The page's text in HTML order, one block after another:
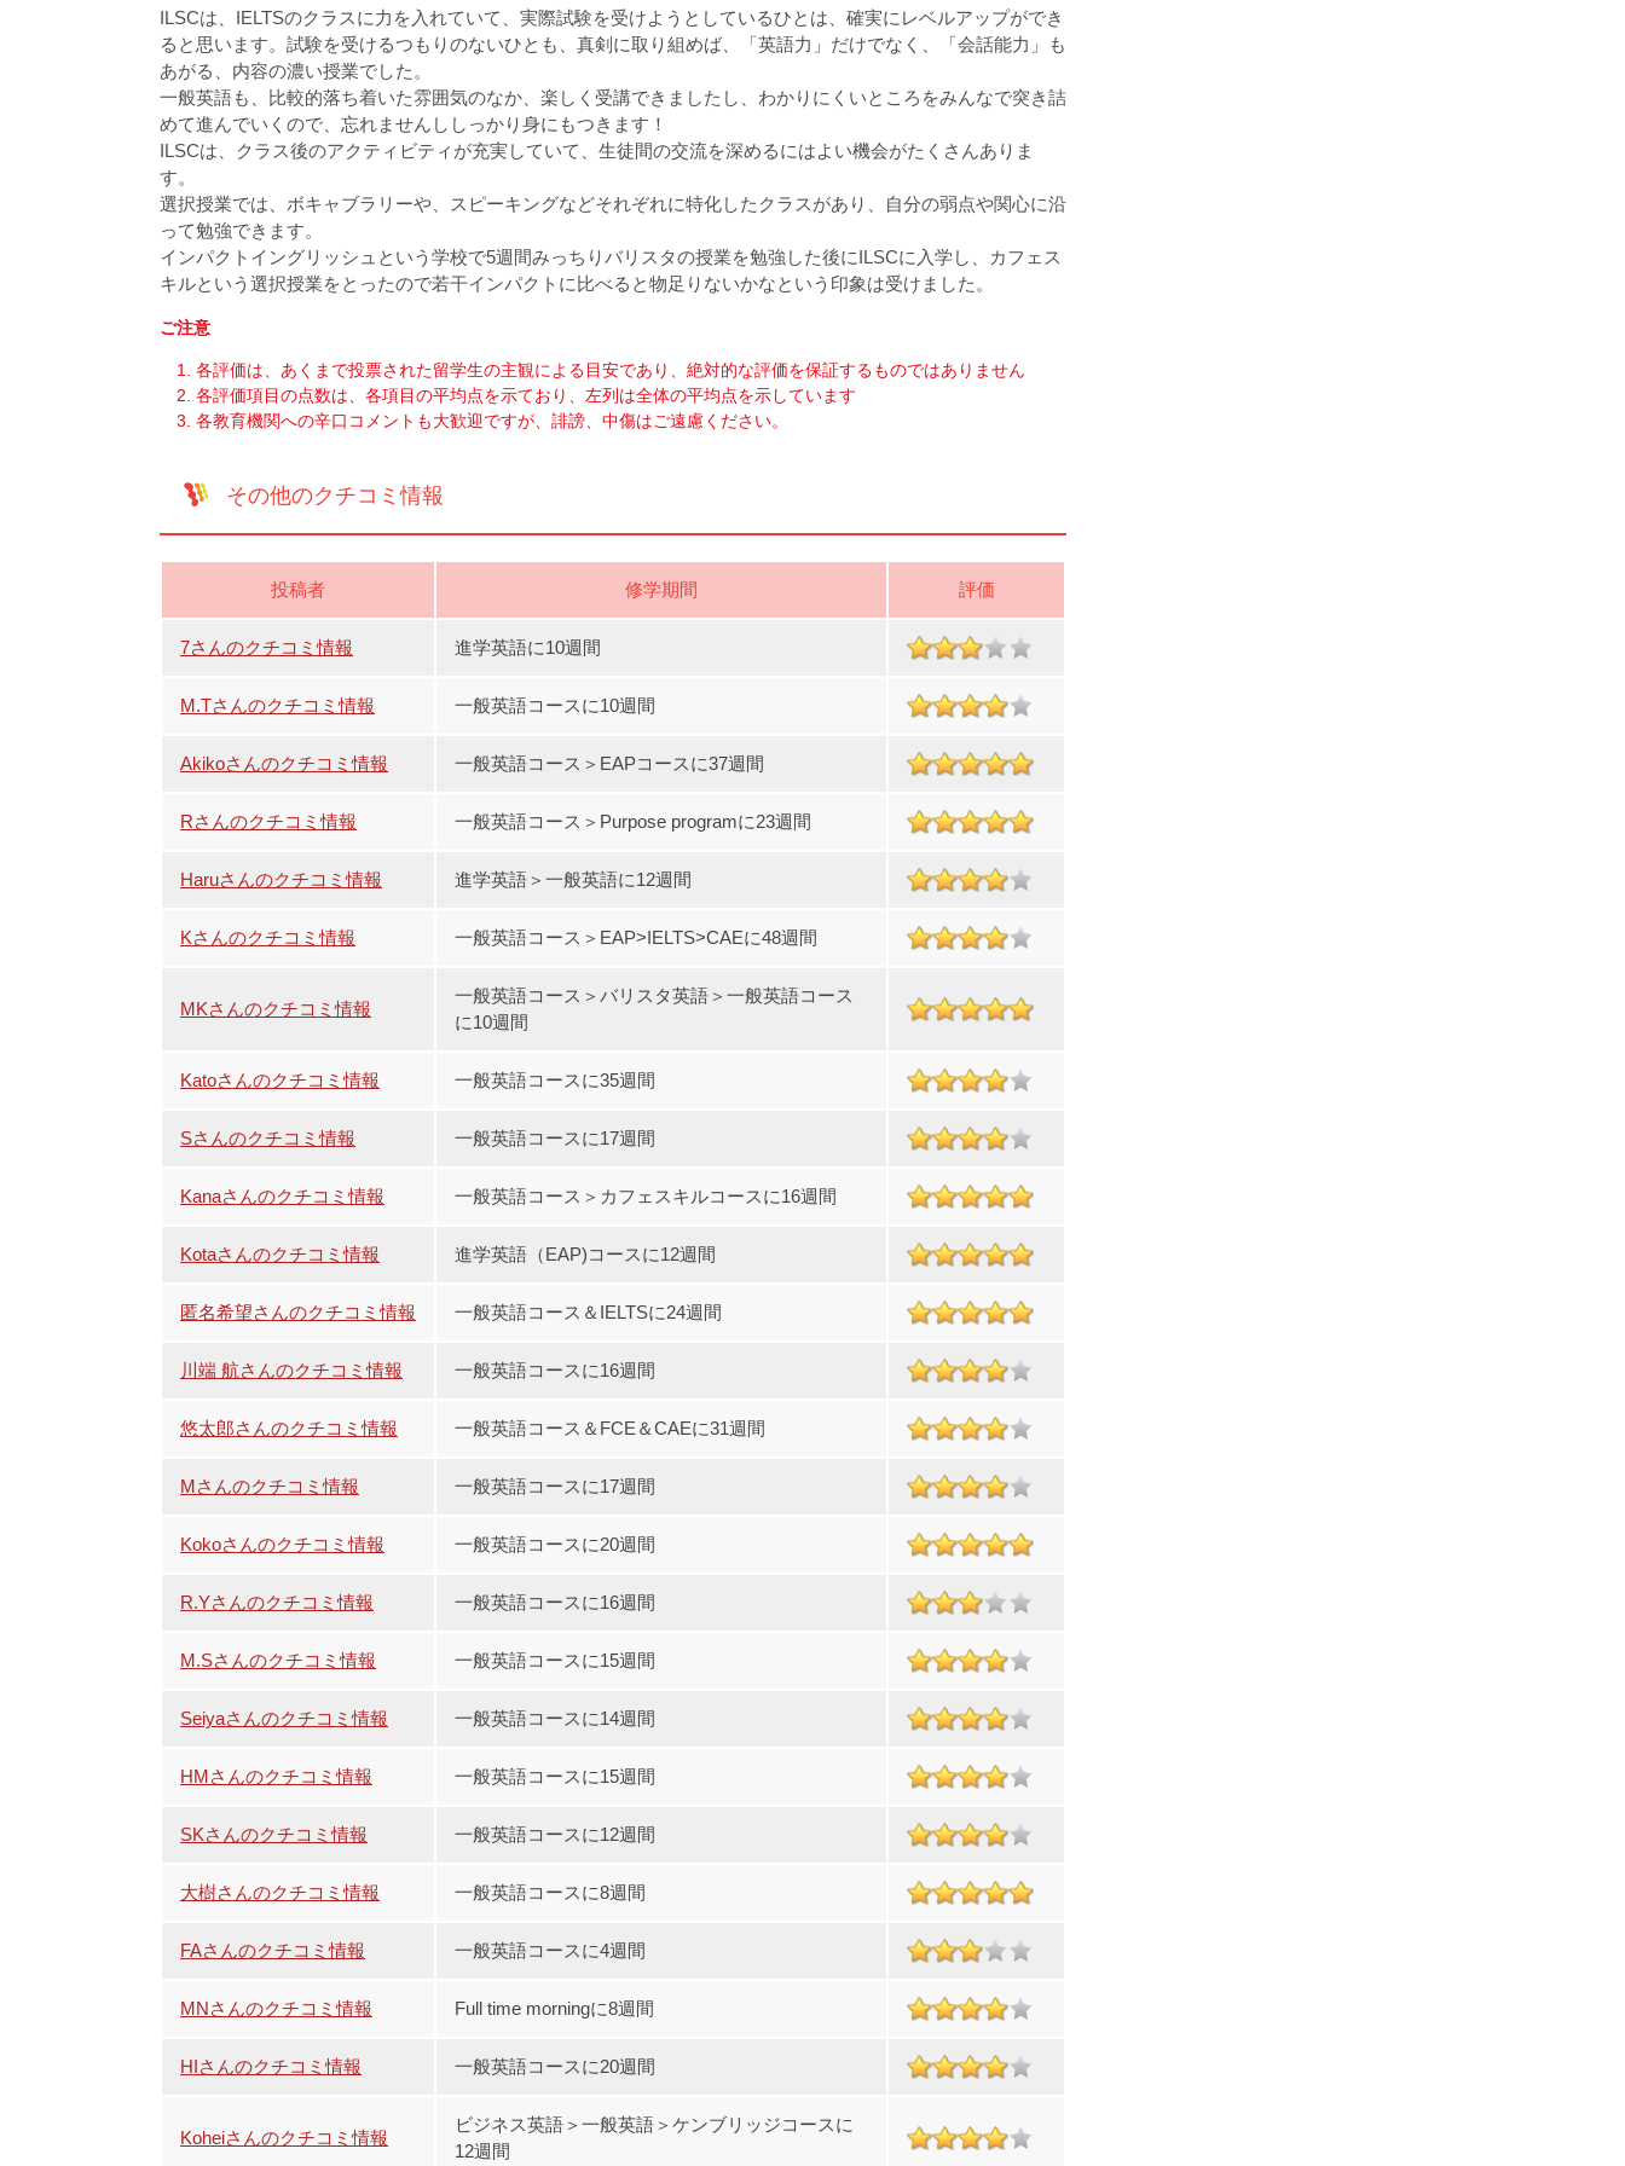
ILSCは、IELTSのクラスに力を入れていて、実際試験を受けようとしているひとは、確実にレベルアップができ
ると思います。試験を受けるつもりのないひとも、真剣に取り組めば、「英語力」だけでなく、「会話能力」も
あがる、内容の濃い授業でした。
一般英語も、比較的落ち着いた雰囲気のなか、楽しく受講できましたし、わかりにくいところをみんなで突き詰
めて進んでいくので、忘れませんししっかり身にもつきます！
ILSCは、クラス後のアクティビティが充実していて、生徒間の交流を深めるにはよい機会がたくさんありま
す。
選択授業では、ボキャブラリーや、スピーキングなどそれぞれに特化したクラスがあり、自分の弱点や関心に沿
って勉強できます。
インパクトイングリッシュという学校で5週間みっちりバリスタの授業を勉強した後にILSCに入学し、カフェス
キルという選択授業をとったので若干インパクトに比べると物足りないかなという印象は受けました。
ご注意
各評価は、あくまで投票された留学生の主観による目安であり、絶対的な評価を保証するものではありません
各評価項目の点数は、各項目の平均点を示ており、左列は全体の平均点を示しています
各教育機関への辛口コメントも大歓迎ですが、誹謗、中傷はご遠慮ください。
その他のクチコミ情報
投稿者 修学期間 評価
7さんのクチコミ情報 進学英語に10週間
M.Tさんのクチコミ情報 一般英語コースに10週間
Akikoさんのクチコミ情報 一般英語コース＞EAPコースに37週間
Rさんのクチコミ情報 一般英語コース＞Purpose programに23週間
Haruさんのクチコミ情報 進学英語＞一般英語に12週間
Kさんのクチコミ情報 一般英語コース＞EAP>IELTS>CAEに48週間
MKさんのクチコミ情報
一般英語コース＞バリスタ英語＞一般英語コース
に10週間
Katoさんのクチコミ情報 一般英語コースに35週間
Sさんのクチコミ情報 一般英語コースに17週間
Kanaさんのクチコミ情報 一般英語コース＞カフェスキルコースに16週間
Kotaさんのクチコミ情報 進学英語（EAP)コースに12週間
匿名希望さんのクチコミ情報 一般英語コース＆IELTSに24週間
川端 航さんのクチコミ情報 一般英語コースに16週間
悠太郎さんのクチコミ情報 一般英語コース＆FCE＆CAEに31週間
Mさんのクチコミ情報 一般英語コースに17週間
Kokoさんのクチコミ情報 一般英語コースに20週間
R.Yさんのクチコミ情報 一般英語コースに16週間
M.Sさんのクチコミ情報 一般英語コースに15週間
Seiyaさんのクチコミ情報 一般英語コースに14週間
HMさんのクチコミ情報 一般英語コースに15週間
SKさんのクチコミ情報 一般英語コースに12週間
大樹さんのクチコミ情報 一般英語コースに8週間
FAさんのクチコミ情報 一般英語コースに4週間
MNさんのクチコミ情報 Full time morningに8週間
HIさんのクチコミ情報 一般英語コースに20週間
Koheiさんのクチコミ情報
ビジネス英語＞一般英語＞ケンブリッジコースに
12週間